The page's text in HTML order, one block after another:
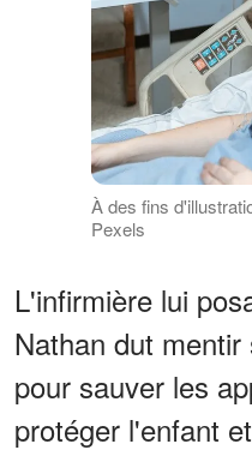
À des fins
Pexels
L'infirmière lui
Nathan dut
pour sauver les
protéger l'enfant